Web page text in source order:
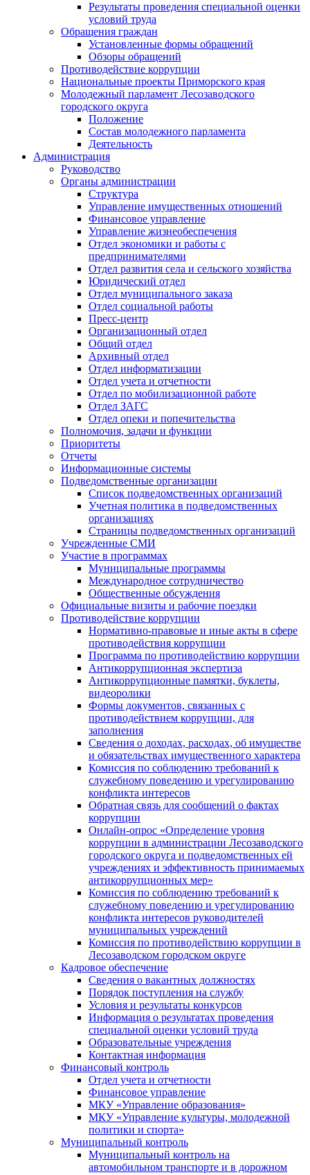
Результаты проведения специальной оценки
условий труда
Обращения граждан
Установленные формы обращений
Обзоры обращений
Противодействие коррупции
Национальные проекты Приморского края
Молодежный парламент Лесозаводского
городского округа
Положение
Состав молодежного парламента
Деятельность
Администрация
Руководство
Органы администрации
Структура
Управление имущественных отношений
Финансовое управление
Управление жизнеобеспечения
Отдел экономики и работы с
предпринимателями
Отдел развития села и сельского хозяйства
Юридический отдел
Отдел муниципального заказа
Отдел социальной работы
Пресс-центр
Организационный отдел
Общий отдел
Архивный отдел
Отдел информатизации
Отдел учета и отчетности
Отдел по мобилизационной работе
Отдел ЗАГС
Отдел опеки и попечительства
Полномочия, задачи и функции
Приоритеты
Отчеты
Информационные системы
Подведомственные организации
Список подведомственных организаций
Учетная политика в подведомственных
организациях
Страницы подведомственных организаций
Учрежденные СМИ
Участие в программах
Муниципальные программы
Международное сотрудничество
Общественные обсуждения
Официальные визиты и рабочие поездки
Противодействие коррупции
Нормативно-правовые и иные акты в сфере
противодействия коррупции
Программа по противодействию коррупции
Антикоррупционная экспертиза
Антикоррупционные памятки, буклеты,
видеоролики
Формы документов, связанных с
противодействием коррупции, для
заполнения
Сведения о доходах, расходах, об имуществе
и обязательствах имущественного характера
Комиссия по соблюдению требований к
служебному поведению и урегулированию
конфликта интересов
Обратная связь для сообщений о фактах
коррупции
Онлайн-опрос «Определение уровня
коррупции в администрации Лесозаводского
городского округа и подведомственных ей
учреждениях и эффективность принимаемых
антикоррупционных мер»
Комиссия по соблюдению требований к
служебному поведению и урегулированию
конфликта интересов руководителей
муниципальных учреждений
Комиссия по противодействию коррупции в
Лесозаводском городском округе
Кадровое обеспечение
Сведения о вакантных должностях
Порядок поступления на службу
Условия и результаты конкурсов
Информация о результатах проведения
специальной оценки условий труда
Образовательные учреждения
Контактная информация
Финансовый контроль
Отдел учета и отчетности
Финансовое управление
МКУ «Управление образования»
МКУ «Управление культуры, молодежной
политики и спорта»
Муниципальный контроль
Муниципальный контроль на
автомобильном транспорте и в дорожном